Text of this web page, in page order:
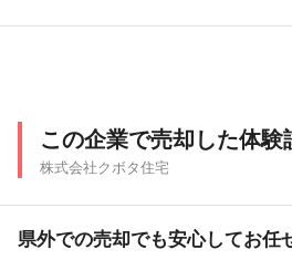
この企業で売却した体験
株式会社クボタ住宅
県外での売却でも安心してお任